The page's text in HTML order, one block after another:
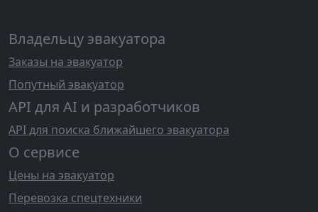
Владельцу эвакуатора
Заказы на эвакуатор
Попутный эвакуатор
API для AI и разработчиков
API для поиска ближайшего эвакуатора
О сервисе
Цены на эвакуатор
Перевозка спецтехники